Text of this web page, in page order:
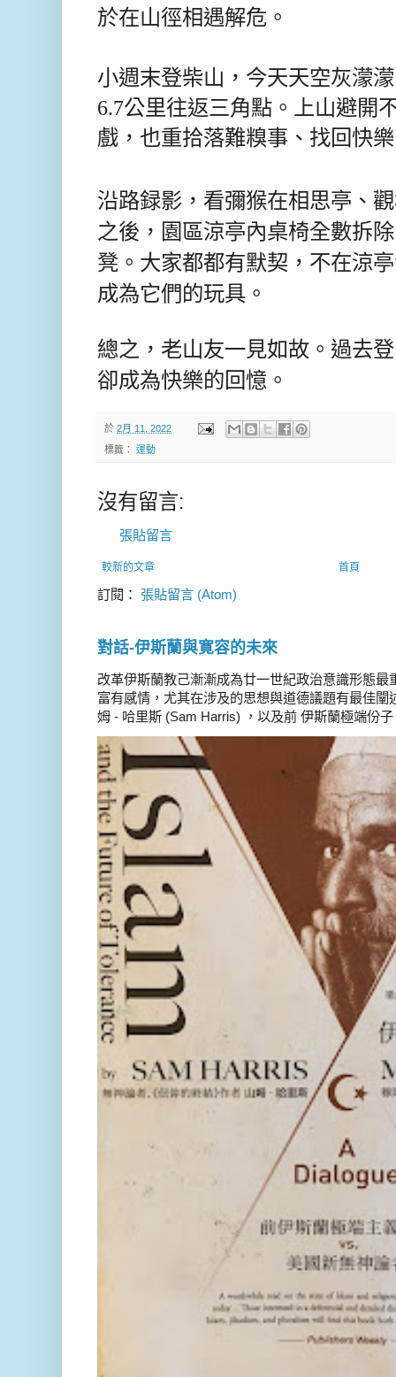
於在山徑相遇解危。
小週末登柴山，今天天空灰濛濛
6.7公里往返三角點。上山避開
戲，也重拾落難糗事、找回快
沿路録影，看彌猴在相思亭、
之後，園區涼亭內桌椅全數拆
凳。大家都都有默契，不在涼
成為它們的玩具。
總之，老山友一見如故。過去
卻成為快樂的回憶。
於 2月 11, 2022
標籤： 運動
沒有留言:
張貼留言
較新的文章 首頁
訂閱： 張貼留言 (Atom)
對話-伊斯蘭與寛容的未來
改革伊斯蘭教己漸漸成為廿一世紀政治意識形態
富有感情，尤其在涉及的思想與道德議題有最佳
姆 - 哈里斯 (Sam Harris) ，以及前 伊斯蘭極端份